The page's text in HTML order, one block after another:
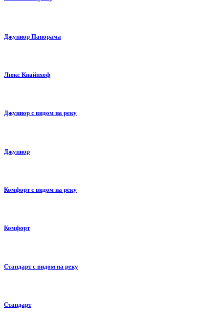
Джуниор Панорама
Люкс Кнайпхоф
Джуниор с видом на реку
Джуниор
Комфорт с видом на реку
Комфорт
Стандарт с видом на реку
Стандарт